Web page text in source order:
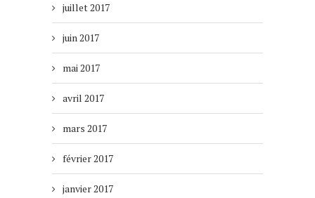
juillet 2017
juin 2017
mai 2017
avril 2017
mars 2017
février 2017
janvier 2017